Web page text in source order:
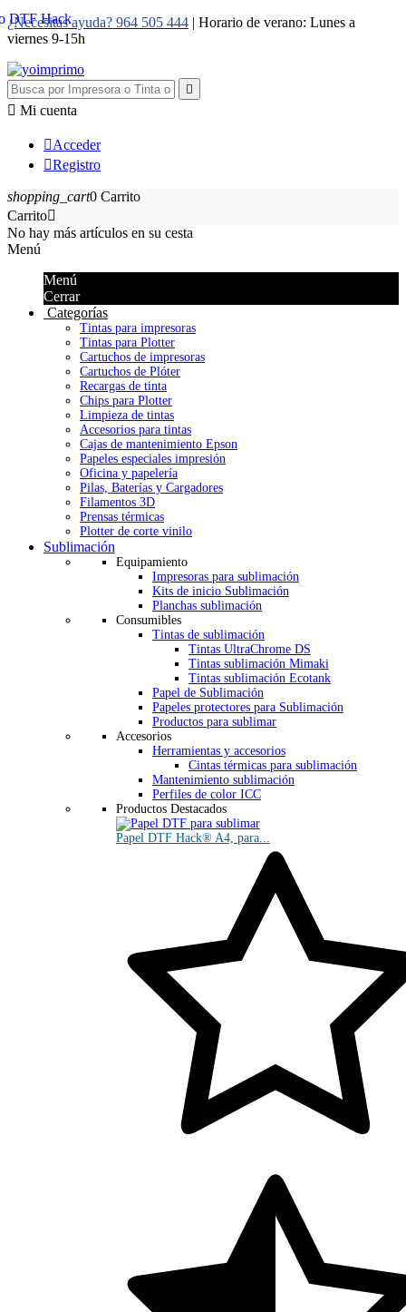
¿Necesitas ayuda? 964 505 444 | Horario de verano: Lunes a
viernes 9-15h

 Mi cuenta
Acceder
Registro
shopping_cart0 Carrito
Carrito
No hay más artículos en su cesta
Menú
Menú
Cerrar
Categorías
Tintas para impresoras
Tintas para Plotter
Cartuchos de impresoras
Cartuchos de Plóter
Recargas de tinta
Chips para Plotter
Limpieza de tintas
Accesorios para tintas
Cajas de mantenimiento Epson
Papeles especiales impresión
Oficina y papelería
Pilas, Baterías y Cargadores
Filamentos 3D
Prensas térmicas
Plotter de corte vinilo
Sublimación
Equipamiento
Impresoras para sublimación
Kits de inicio Sublimación
Planchas sublimación
Consumibles
Tintas de sublimación
Tintas UltraChrome DS
Tintas sublimación Mimaki
Tintas sublimación Ecotank
Papel de Sublimación
Papeles protectores para Sublimación
Productos para sublimar
Accesorios
Herramientas y accesorios
Cintas térmicas para sublimación
Mantenimiento sublimación
Perfiles de color ICC
Productos Destacados
Papel DTF Hack® A4, para...